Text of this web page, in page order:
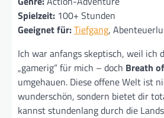
Spielzeit: 100+ Stunden
Geeignet für:Tiefgang,
Ich war anfangs skeptisch, weil ich
„gamerig“ für mich – doch Breath
umgehauen. Diese offene Welt ist
wunderschön, sondern bietet dir
kannst stundenlang durch die